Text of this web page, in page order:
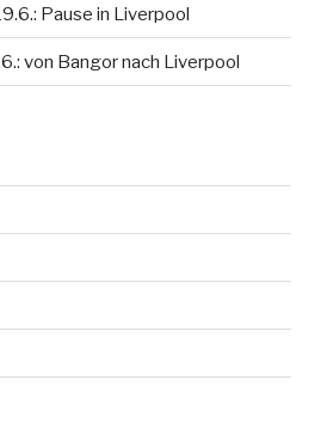
Pause in Liverpool
von Bangor nach Liverpool